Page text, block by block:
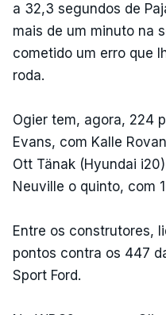
a 32,3 segundos de
mais de um minuto na
cometido um erro que
roda.
Ogier tem, agora, 224
Evans, com Kalle
Ott Tänak (Hyundai
Neuville o quinto, com
Entre os construtores,
pontos contra os 447
Sport Ford.